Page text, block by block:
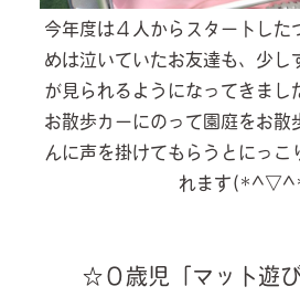
今年度は４人からスタートした
めは泣いていたお友達も、少し
が見られるようになってきまし
お散歩カーにのって園庭をお散
んに声を掛けてもらうとにっこ
れます
☆０歳児「マット遊び